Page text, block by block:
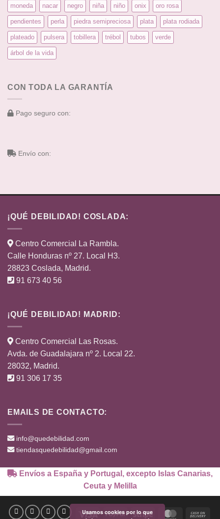
moneda nacar negro niña niño onix oro rosa
pendientes perla piedra semipreciosa plata plata rodiada
plateado pulsera tobillera trébol tubos verde
árbol de la vida
CON TODA LA GARANTÍA
Pago seguro con:
Envío con:
¡QUÉ DEBILIDAD! COSLADA:
Centro Comercial La Rambla.
Calle Honduras nº 27. Local H3.
28823 Coslada, Madrid.
91 673 40 56
¡QUÉ DEBILIDAD! MADRID:
Centro Comercial Las Rosas.
Avda. de Guadalajara nº 2. Local 22.
28032, Madrid.
91 306 17 35
EMAILS DE CONTACTO:
info@quedebilidad.com
tiendasquedebilidad@gmail.com
Envíos a España y Portugal, excepto Islas Canarias,
Ceuta y Melilla
Visa PayPal Stripe MasterCard
Usamos cookies por lo que